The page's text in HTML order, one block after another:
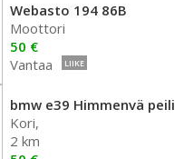
Webasto 194 86B
Moottori
50 €
Vantaa
LIIKE
bmw e39 Himmenvä peili
Kori,
2 km